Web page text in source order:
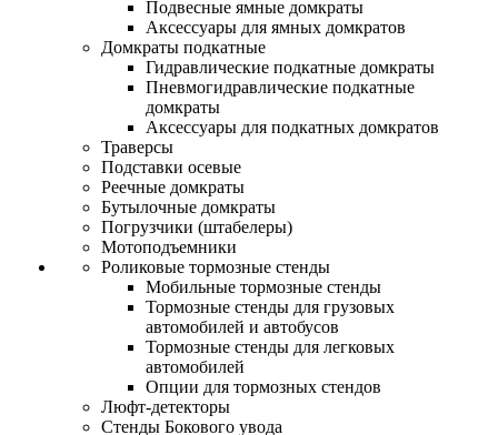
Подвесные ямные домкраты
Аксессуары для ямных домкратов
Домкраты подкатные
Гидравлические подкатные домкраты
Пневмогидравлические подкатные
домкраты
Аксессуары для подкатных домкратов
Траверсы
Подставки осевые
Реечные домкраты
Бутылочные домкраты
Погрузчики (штабелеры)
Мотоподъемники
Роликовые тормозные стенды
Мобильные тормозные стенды
Тормозные стенды для грузовых
автомобилей и автобусов
Тормозные стенды для легковых
автомобилей
Опции для тормозных стендов
Люфт-детекторы
Стенды Бокового увода